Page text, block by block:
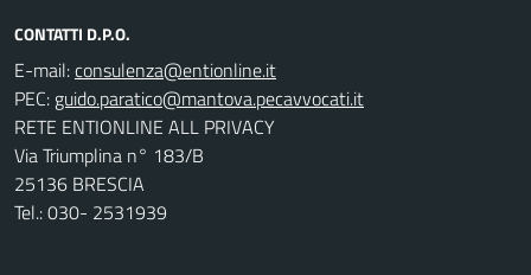
CONTATTI D.P.O.
E-mail:
PEC:
RETE ENTIONLINE ALL PRIVACY
Via Triumplina n° 183/B
25136 BRESCIA
Tel.: 030- 2531939